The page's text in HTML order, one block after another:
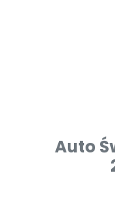
Auto